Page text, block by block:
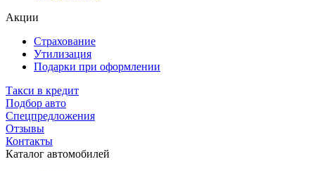
Акции
Страхование
Утилизация
Подарки при оформлении
Такси в кредит
Подбор авто
Спецпредложения
Отзывы
Контакты
Каталог автомобилей